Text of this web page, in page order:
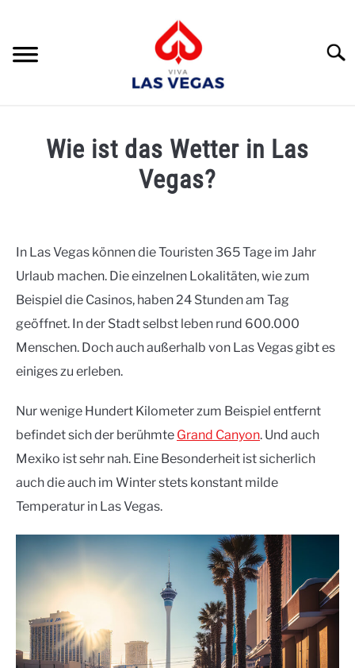
content
Suche
RATGEBER
REISEPLANUNG
SEHENSWÜRDIGKEITEN
EVENTS
Wie ist das Wetter in Las
Vegas?
in
Reiseplanung
In Las Vegas können die Touristen 365 Tage im Jahr
Urlaub machen. Die einzelnen Lokalitäten, wie zum
Beispiel die Casinos, haben 24 Stunden am Tag
geöffnet. In der Stadt selbst leben rund 600.000
Menschen. Doch auch außerhalb von Las Vegas gibt es
einiges zu erleben.
Nur wenige Hundert Kilometer zum Beispiel entfernt
befindet sich der berühmte Grand Canyon. Und auch
Mexiko ist sehr nah. Eine Besonderheit ist sicherlich
auch die auch im Winter stets konstant milde
Temperatur in Las Vegas.